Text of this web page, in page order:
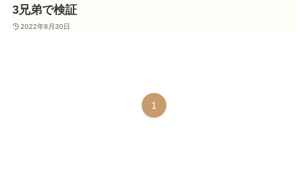
3兄弟で検証
2022年8月30日
1